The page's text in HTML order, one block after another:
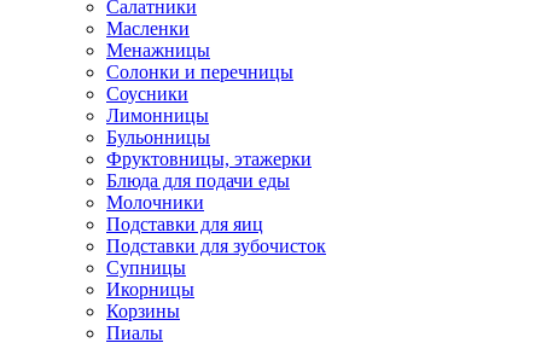
Салатники
Масленки
Менажницы
Солонки и перечницы
Соусники
Лимонницы
Бульонницы
Фруктовницы, этажерки
Блюда для подачи еды
Молочники
Подставки для яиц
Подставки для зубочисток
Супницы
Икорницы
Корзины
Пиалы